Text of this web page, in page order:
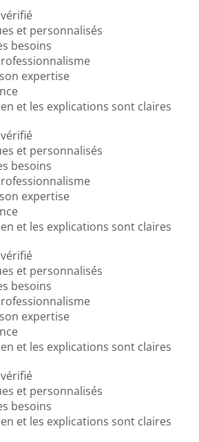
et personnalisés
besoins
expertise
et les explications sont claires
et personnalisés
besoins
expertise
et les explications sont claires
et personnalisés
besoins
expertise
et les explications sont claires
et personnalisés
besoins
et les explications sont claires